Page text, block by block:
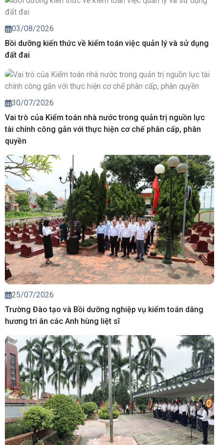
03/08/2026
Bồi dưỡng kiến thức về kiểm toán việc quản lý và sử dụng
đất đai
30/07/2026
Vai trò của Kiểm toán nhà nước trong quản trị nguồn lực
tài chính công gắn với thực hiện cơ chế phân cấp, phân
quyền
25/07/2026
Trường Đào tạo và Bồi dưỡng nghiệp vụ kiểm toán dâng
hương tri ân các Anh hùng liệt sĩ